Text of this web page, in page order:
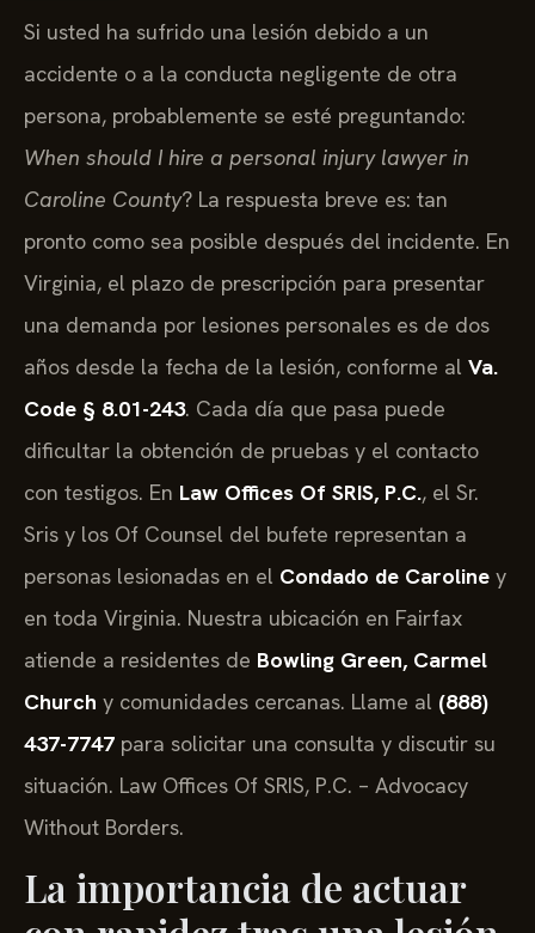
Si usted ha sufrido una lesión debido a un
accidente o a la conducta negligente de otra
persona, probablemente se esté preguntando:
When should I hire a personal injury lawyer in
Caroline County? La respuesta breve es: tan
pronto como sea posible después del incidente. En
Virginia, el plazo de prescripción para presentar
una demanda por lesiones personales es de dos
años desde la fecha de la lesión, conforme al Va.
Code § 8.01-243. Cada día que pasa puede
dificultar la obtención de pruebas y el contacto
con testigos. En Law Offices Of SRIS, P.C., el Sr.
Sris y los Of Counsel del bufete representan a
personas lesionadas en el Condado de Caroline y
en toda Virginia. Nuestra ubicación en Fairfax
atiende a residentes de Bowling Green, Carmel
Church y comunidades cercanas. Llame al (888)
437-7747 para solicitar una consulta y discutir su
situación. Law Offices Of SRIS, P.C. – Advocacy
Without Borders.
La importancia de actuar